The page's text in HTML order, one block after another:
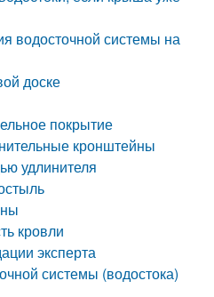
водосточной системы на
доске
покрытие
кронштейны
удлинителя
кровли
эксперта
системы (водостока)